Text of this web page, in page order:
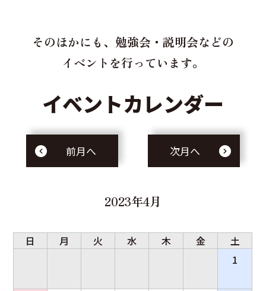
そのほかにも、勉強会・説明会などの
イベントを行っています。
イベントカレンダー
前月へ 次月へ
2023年4月
日 月 火 水 木 金
土
1